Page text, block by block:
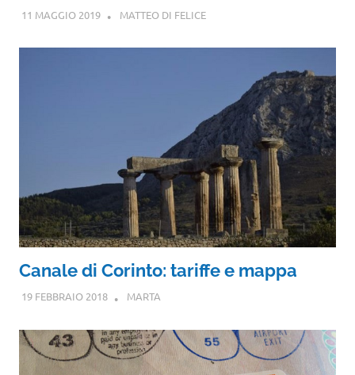
11 MAGGIO 2019 MATTEO DI FELICE
Canale di Corinto: tariffe e mappa
19 FEBBRAIO 2018 MARTA